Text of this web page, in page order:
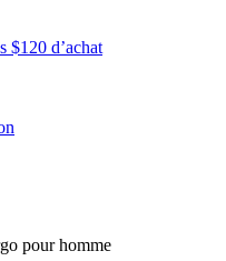
$120 d’achat
pour homme